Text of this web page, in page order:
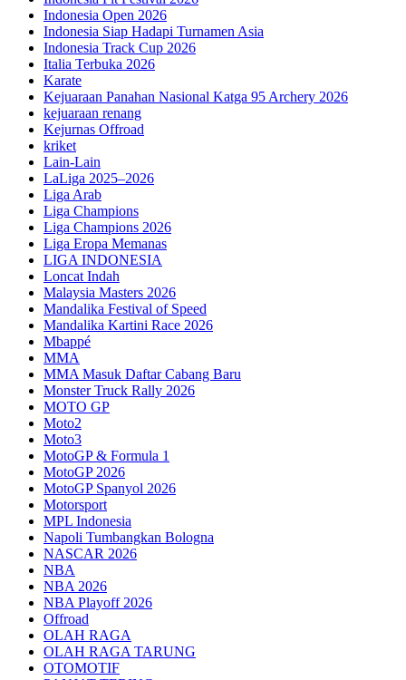
Indonesia Open 2026
Indonesia Siap Hadapi Turnamen Asia
Indonesia Track Cup 2026
Italia Terbuka 2026
Karate
Kejuaraan Panahan Nasional Katga 95 Archery 2026
kejuaraan renang
Kejurnas Offroad
kriket
Lain-Lain
LaLiga 2025–2026
Liga Arab
Liga Champions
Liga Champions 2026
Liga Eropa Memanas
LIGA INDONESIA
Loncat Indah
Malaysia Masters 2026
Mandalika Festival of Speed
Mandalika Kartini Race 2026
Mbappé
MMA
MMA Masuk Daftar Cabang Baru
Monster Truck Rally 2026
MOTO GP
Moto2
Moto3
MotoGP & Formula 1
MotoGP 2026
MotoGP Spanyol 2026
Motorsport
MPL Indonesia
Napoli Tumbangkan Bologna
NASCAR 2026
NBA
NBA 2026
NBA Playoff 2026
Offroad
OLAH RAGA
OLAH RAGA TARUNG
OTOMOTIF